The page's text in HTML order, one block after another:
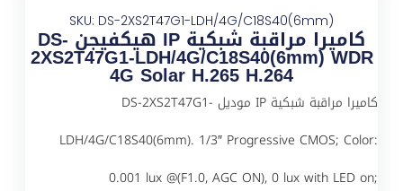
SKU: DS-2XS2T47G1-LDH/4G/C18S40(6mm)
كاميرا مراقبة شبكية IP هيكفيجن DS-
2XS2T47G1-LDH/4G/C18S40(6mm) WDR
4G Solar H.265 H.264
كاميرا مراقبة شبكية IP موديل DS-2XS2T47G1-
LDH/4G/C18S40(6mm). 1/3″ Progressive CMOS; Color:
0.001 lux @(F1.0, AGC ON), 0 lux with LED on;